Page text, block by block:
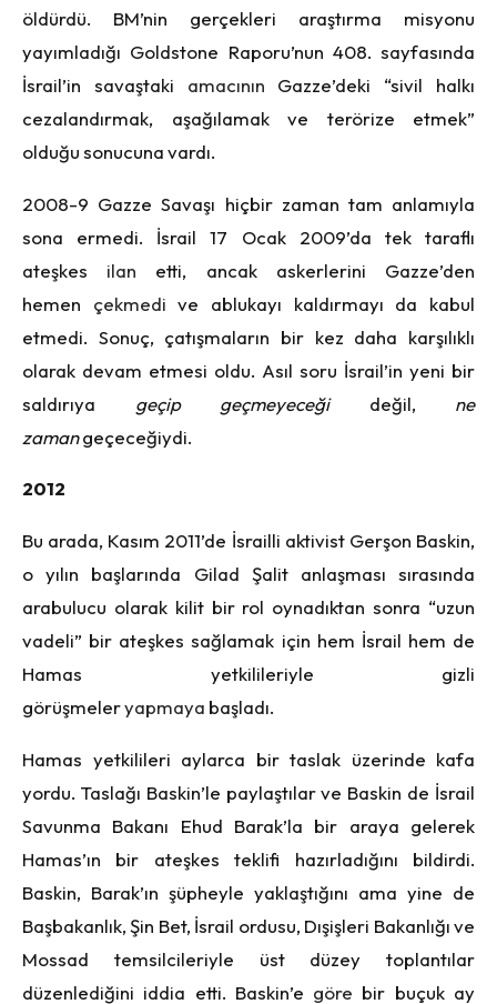
öldürdü. BM’nin gerçekleri araştırma misyonu
yayımladığı Goldstone Raporu’nun 408. sayfasında
İsrail’in savaştaki amacının Gazze’deki “sivil halkı
cezalandırmak, aşağılamak ve terörize etmek”
olduğu sonucuna vardı.
2008-9 Gazze Savaşı hiçbir zaman tam anlamıyla
sona ermedi. İsrail 17 Ocak 2009’da tek taraflı
ateşkes ilan etti, ancak askerlerini Gazze’den
hemen çekmedi ve ablukayı kaldırmayı da kabul
etmedi. Sonuç, çatışmaların bir kez daha karşılıklı
olarak devam etmesi oldu. Asıl soru İsrail’in yeni bir
saldırıya geçip geçmeyeceğideğil, ne
zamangeçeceğiydi.
2012
Bu arada, Kasım 2011’de İsrailli aktivist Gerşon Baskin,
o yılın başlarında Gilad Şalit anlaşması sırasında
arabulucu olarak kilit bir rol oynadıktan sonra “uzun
vadeli” bir ateşkes sağlamak için hem İsrail hem de
Hamas yetkilileriyle gizli
görüşmeleryapmaya başladı.
Hamas yetkilileri aylarca bir taslak üzerinde kafa
yordu. Taslağı Baskin’le paylaştılar ve Baskin de İsrail
Savunma Bakanı Ehud Barak’la bir araya gelerek
Hamas’ın bir ateşkes teklifi hazırladığını bildirdi.
Baskin, Barak’ın şüpheyle yaklaştığını ama yine de
Başbakanlık, Şin Bet, İsrail ordusu, Dışişleri Bakanlığı ve
Mossad temsilcileriyle üst düzey toplantılar
düzenlediğini iddia etti. Baskin’e göre bir buçuk ay